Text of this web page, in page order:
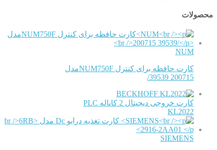
محصولات
NUM
کارت حافظه برای کنترل NUM750Fمدل
200715 39539/
BECKHOFF
کارت خروجی دیجیتال 2 کاناله PLC
KL2022
SIEMENS